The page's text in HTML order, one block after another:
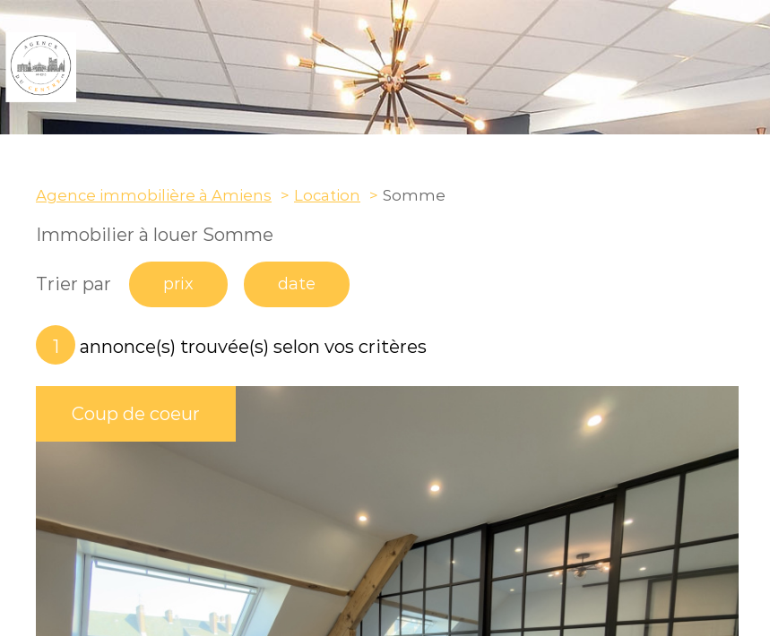
Agence immobilière à Amiens Location Somme
Immobilier à louer Somme
Trier par prix date
1 annonce(s) trouvée(s) selon vos critères
Coup de coeur